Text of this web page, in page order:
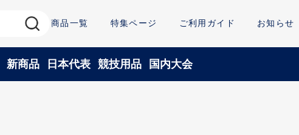
商品一覧 特集ページ ご利用ガイド お知らせ
新商品 日本代表 競技用品 国内大会